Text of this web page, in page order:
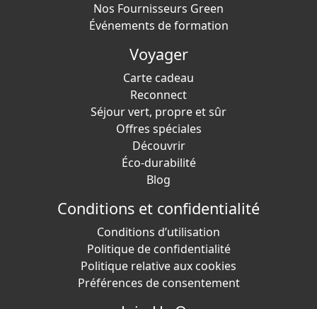
Nos Fournisseurs Green
Événements de formation
Voyager
Carte cadeau
Reconnect
Séjour vert, propre et sûr
Offres spéciales
Découvrir
Éco-durabilité
Blog
Conditions et confidentialité
Conditions d’utilisation
Politique de confidentialité
Politique relative aux cookies
Préférences de consentement